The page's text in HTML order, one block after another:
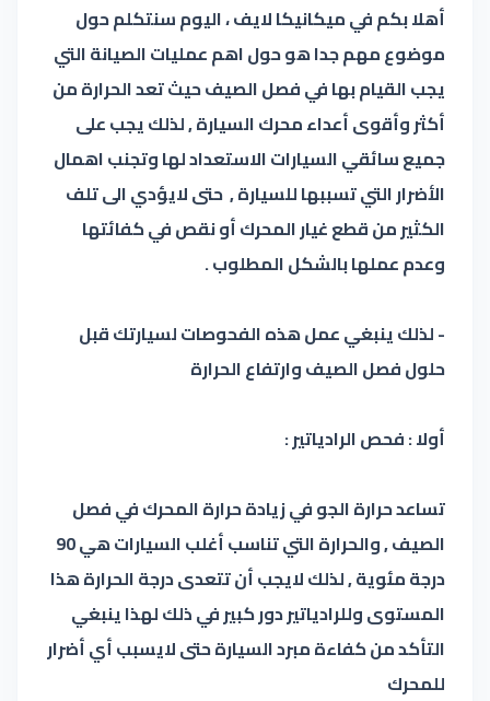
أهلا بكم في ميكانيكا لايف ، اليوم سنتكلم حول
موضوع مهم جدا هو حول اهم عمليات الصيانة التي
يجب القيام بها في فصل الصيف حيث تعد الحرارة من
أكثر وأقوى أعداء محرك السيارة , لذلك يجب على
جميع سائقي السيارات الاستعداد لها وتجنب اهمال
الأضرار التي تسببها للسيارة , حتى لايؤدي الى تلف
الكثير من قطع غيار المحرك أو نقص في كفائتها
وعدم عملها بالشكل المطلوب .
- لذلك ينبغي عمل هذه الفحوصات لسيارتك قبل
حلول فصل الصيف وارتفاع الحرارة
أولا : فحص الرادياتير :
تساعد حرارة الجو في زيادة حرارة المحرك في فصل
الصيف , والحرارة التي تناسب أغلب السيارات هي 90
درجة مئوية , لذلك لايجب أن تتعدى درجة الحرارة هذا
المستوى وللرادياتير دور كبير في ذلك لهذا ينبغي
التأكد من كفاءة مبرد السيارة حتى لايسبب أي أضرار
للمحرك